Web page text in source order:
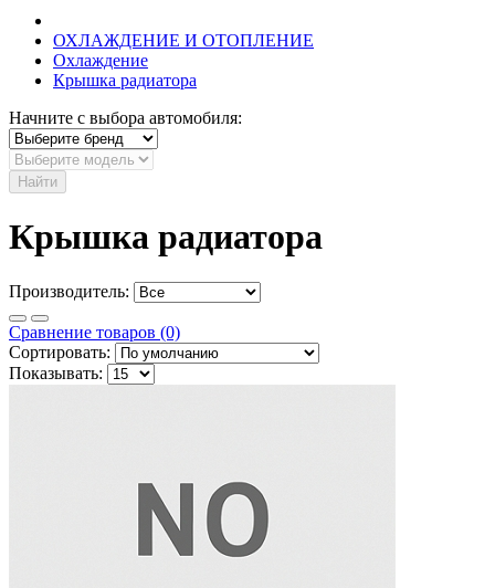
ОХЛАЖДЕНИЕ И ОТОПЛЕНИЕ
Охлаждение
Крышка радиатора
Начните с выбора автомобиля:
Найти
Крышка радиатора
Производитель:
Сравнение товаров (0)
Сортировать:
Показывать: